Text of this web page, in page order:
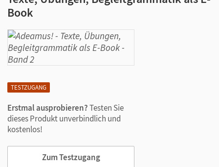
TESTZUGANG
Erstmal ausprobieren?Testen Sie
dieses Produkt unverbindlich und
kostenlos!
Zum Testzugang
Book